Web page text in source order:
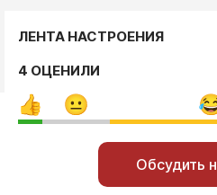
ЛЕНТА НАСТРОЕНИЯ
4 ОЦЕНИЛИ
Обсудить